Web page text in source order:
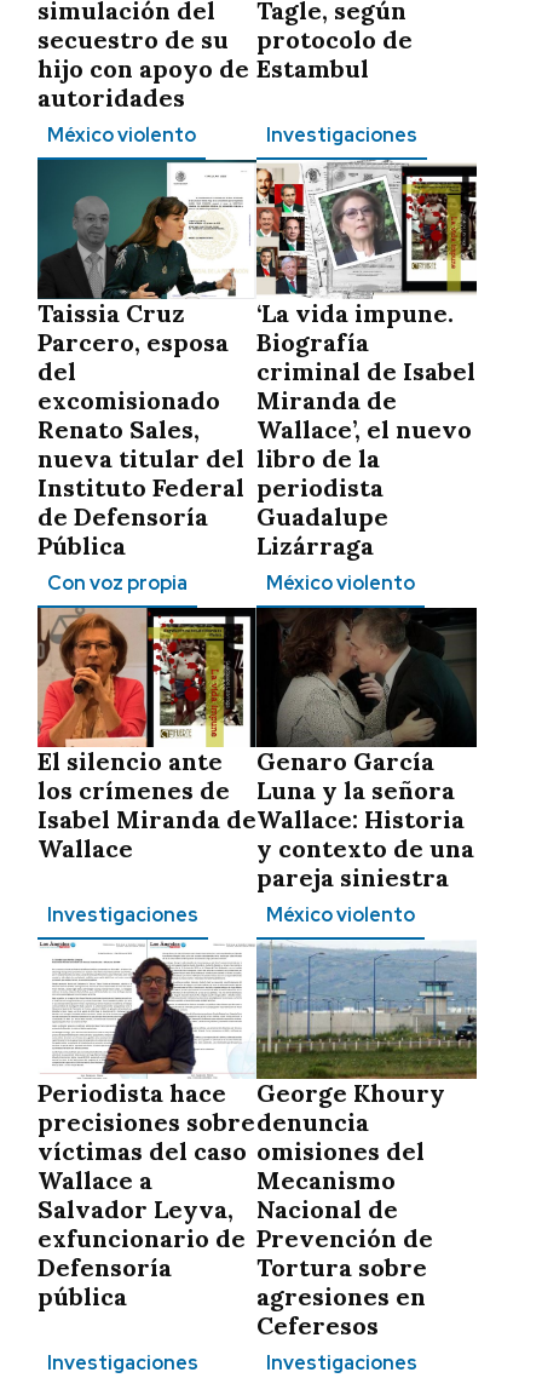
simulación del
secuestro de su
hijo con apoyo de
autoridades
Tagle, según
protocolo de
Estambul
México violento
Taissia Cruz
Parcero, esposa
del
excomisionado
Renato Sales,
nueva titular del
Instituto Federal
de Defensoría
Pública
Investigaciones
‘La vida impune.
Biografía
criminal de Isabel
Miranda de
Wallace’, el nuevo
libro de la
periodista
Guadalupe
Lizárraga
Con voz propia
El silencio ante
los crímenes de
Isabel Miranda de
Wallace
México violento
Genaro García
Luna y la señora
Wallace: Historia
y contexto de una
pareja siniestra
Investigaciones
Periodista hace
precisiones sobre
víctimas del caso
Wallace a
Salvador Leyva,
exfuncionario de
Defensoría
pública
México violento
George Khoury
denuncia
omisiones del
Mecanismo
Nacional de
Prevención de
Tortura sobre
agresiones en
Ceferesos
Investigaciones Investigaciones